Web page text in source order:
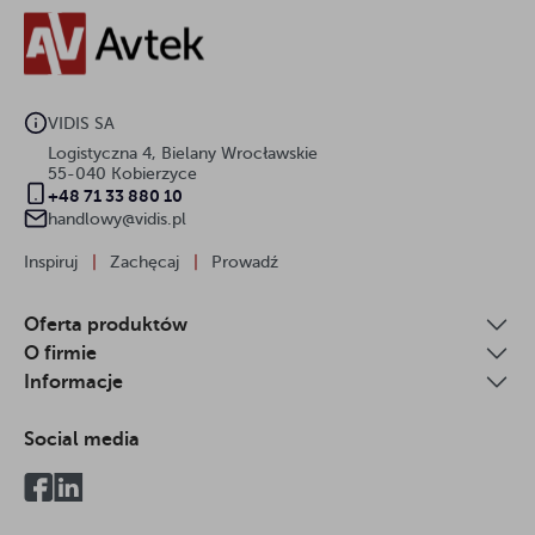
VIDIS SA
Logistyczna 4, Bielany Wrocławskie
55-040 Kobierzyce
+48 71 33 880 10
handlowy@vidis.pl
Inspiruj Zachęcaj Prowadź
Oferta produktów
O firmie
Informacje
Social media